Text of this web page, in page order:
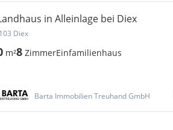
in Alleinlage bei Diex
Diex
m²8 ZimmerEinfamilienhaus
Barta Immobilien Treuhand GmbH